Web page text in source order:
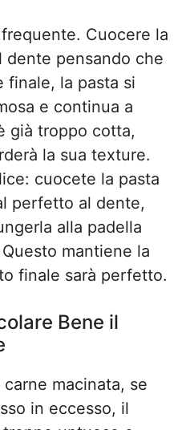
Cuocere la
dente pensando che
finale, la pasta si
e continua a
già troppo cotta,
la sua texture.
cuocete la pasta
perfetto al dente,
alla padella
mantiene la
finale sarà perfetto.
Bene il
macinata, se
in eccesso, il